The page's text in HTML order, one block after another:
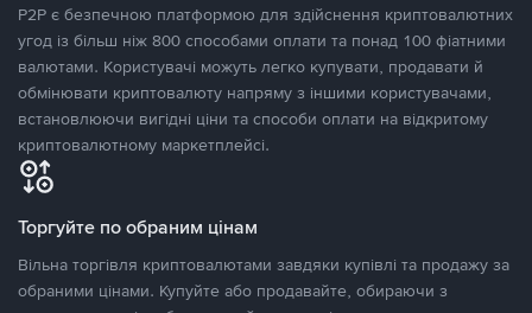
P2P є безпечною платформою для здійснення криптовалютних
угод із більш ніж 800 способами оплати та понад 100 фіатними
валютами. Користувачі можуть легко купувати, продавати й
обмінювати криптовалюту напряму з іншими користувачами,
встановлюючи вигідні ціни та способи оплати на відкритому
криптовалютному маркетплейсі.
Торгуйте по обраним цінам
Вільна торгівля криптовалютами завдяки купівлі та продажу за
обраними цінами. Купуйте або продавайте, обираючи з